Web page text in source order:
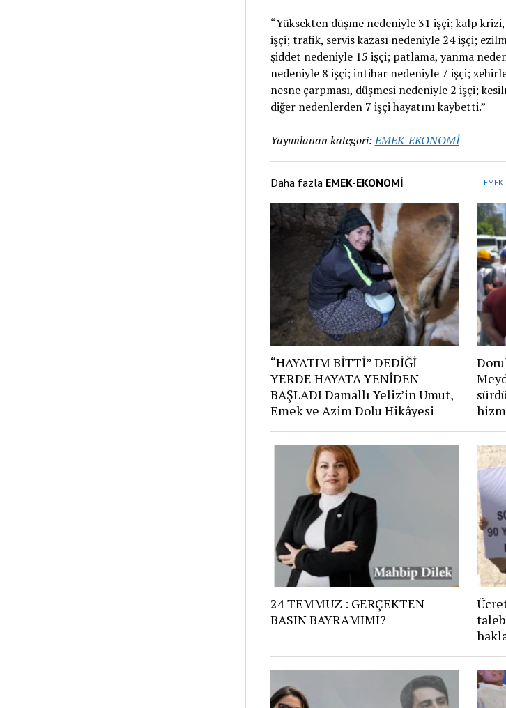
“Yüksekten düşme nedeniyle 31 işçi; kalp
işçi; trafik, servis kazası nedeniyle 24 işçi;
şiddet nedeniyle 15 işçi; patlama, yanma
nedeniyle 8 işçi; intihar nedeniyle 7 işçi;
nesne çarpması, düşmesi nedeniyle 2 işçi;
diğer nedenlerden 7 işçi hayatını kaybetti.”
Yayımlanan kategori: EMEK-EKONOMİ
Daha fazla EMEK-EKONOMİ
“HAYATIM BİTTİ” DEDİĞİ
YERDE HAYATA YENİDEN
BAŞLADI Damallı Yeliz’in Umut,
Emek ve Azim Dolu Hikâyesi
24 TEMMUZ : GERÇEKTEN
BASIN BAYRAMIMI?